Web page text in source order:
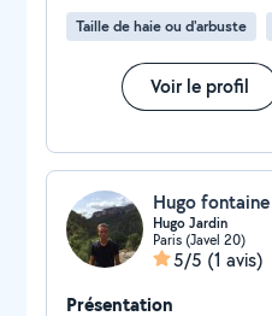
Taille de haie ou d'arbuste
Voir le profil
Hugo fontaine
Hugo Jardin
Paris (Javel 20)
5/5 (1 avis)
Présentation